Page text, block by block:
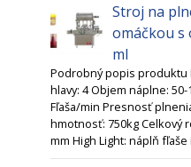
Stroj na
omáčkou s
ml
Podrobný popis produktu
hlavy: 4 Objem náplne: 50-
Fľaša/min Presnosť
hmotnosť: 750kg Celkový
mm High Light: náplň